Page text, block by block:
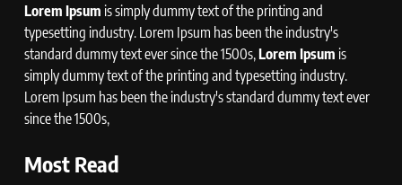
Lorem Ipsum is simply dummy text of the printing and
typesetting industry. Lorem Ipsum has been the industry's
standard dummy text ever since the 1500s,Lorem Ipsum is
simply dummy text of the printing and typesetting industry.
Lorem Ipsum has been the industry's standard dummy text ever
since the 1500s,
Most Read